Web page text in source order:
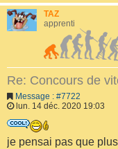
TAZ
apprenti
Re: Concours de
Message : #7722
lun. 14 déc. 2020 19:03
je pensai pas que